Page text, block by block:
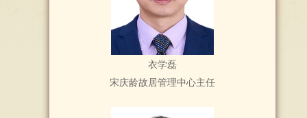
衣学磊
宋庆龄故居管理中心主任